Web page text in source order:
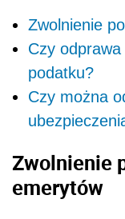
Zwolnienie
Czy
podatku?
Czy można
Zwolnienie
emerytów